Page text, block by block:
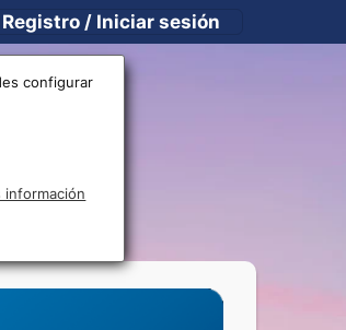
Registro / Iniciar sesión
configurar
información